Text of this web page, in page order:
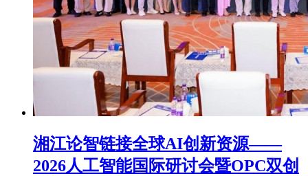
湘江论智链接全球AI创新资源——
2026人工智能国际研讨会暨OPC双创